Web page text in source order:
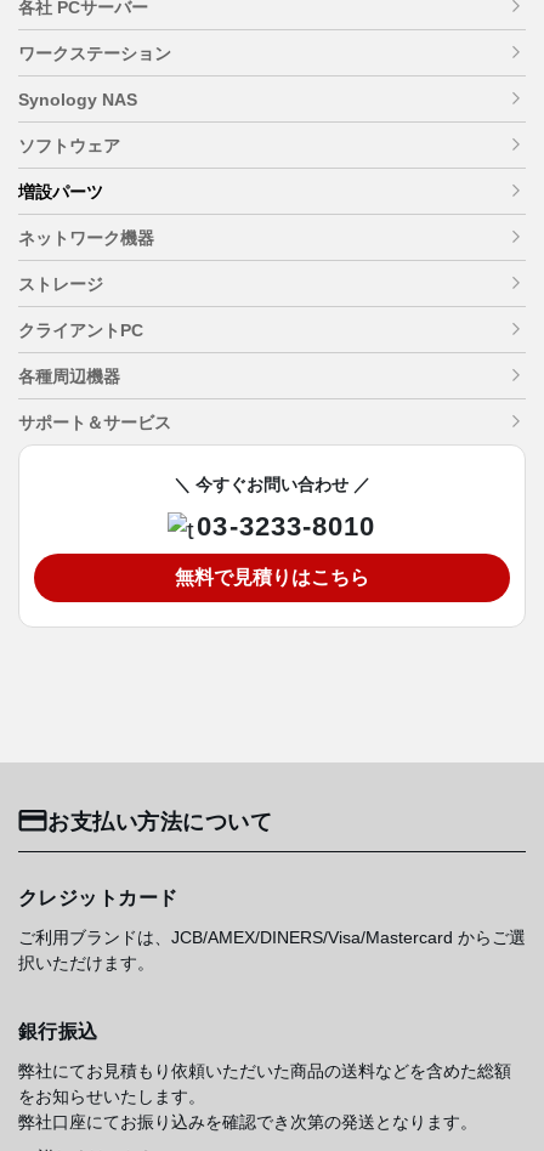
各社 PCサーバー
ワークステーション
Synology NAS
ソフトウェア
増設パーツ
ネットワーク機器
ストレージ
クライアントPC
各種周辺機器
サポート＆サービス
＼ 今すぐお問い合わせ ／
03-3233-8010
無料で見積りはこちら
お支払い方法について
クレジットカード
ご利用ブランドは、JCB/AMEX/DINERS/Visa/Mastercard からご選
択いただけます。
銀行振込
弊社にてお見積もり依頼いただいた商品の送料などを含めた総額
をお知らせいたします。
弊社口座にてお振り込みを確認でき次第の発送となります。